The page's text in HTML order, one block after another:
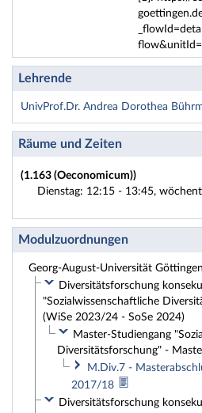
Lehrende
UnivProf.Dr. Andrea Dorothea
Räume und Zeiten
(1.163 (Oeconomicum))
Dienstag: 12:15 - 13:45,
Modulzuordnungen
Georg-August-Universität Göttingen
Diversitätsforschung
"Sozialwissenschaftliche
(WiSe 2023/24 - SoSe 2024)
Master-Studiengang
Diversitätsforschung" -
M.Div.7 -
2017/18
Diversitätsforschung